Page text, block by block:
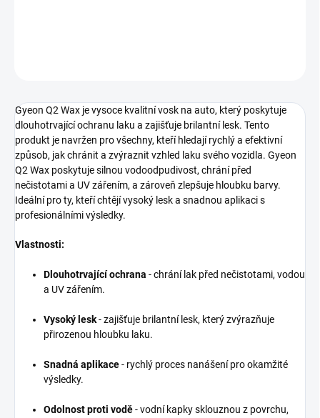
Gyeon Q2 Wax je vysoce kvalitní vosk na auto, který poskytuje
dlouhotrvající ochranu laku a zajišťuje brilantní lesk. Tento
produkt je navržen pro všechny, kteří hledají rychlý a efektivní
způsob, jak chránit a zvýraznit vzhled laku svého vozidla. Gyeon
Q2 Wax poskytuje silnou vodoodpudivost, chrání před
nečistotami a UV zářením, a zároveň zlepšuje hloubku barvy.
Ideální pro ty, kteří chtějí vysoký lesk a snadnou aplikaci s
profesionálními výsledky.
Vlastnosti:
Dlouhotrvající ochrana - chrání lak před nečistotami, vodou
a UV zářením.
Vysoký lesk- zajišťuje brilantní lesk, který zvýrazňuje
přirozenou hloubku laku.
Snadná aplikace- rychlý proces nanášení pro okamžité
výsledky.
Odolnost proti vodě- vodní kapky sklouznou z povrchu,